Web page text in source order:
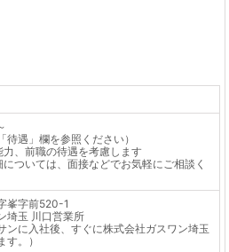
待遇」欄を参照ください）
、前職の待遇を考慮します
ついては、面接などでお気軽にご相談く
峯字前520-1
埼玉 川口営業所
ンに入社後、すぐに株式会社ガスワン埼玉
す。）